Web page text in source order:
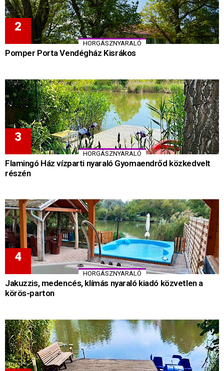
HORGÁSZNYARALÓ
Pomper Porta Vendégház Kisrákos
HORGÁSZNYARALÓ
Flamingó Ház vízparti nyaraló Gyomaendrőd közkedvelt
részén
HORGÁSZNYARALÓ
Jakuzzis, medencés, klímás nyaraló kiadó közvetlen a
körös-parton